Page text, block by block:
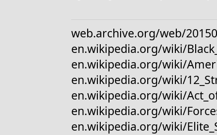
web.archive.org/web/
en.wikipedia.org/wiki/
en.wikipedia.org/wiki/
en.wikipedia.org/wiki/
en.wikipedia.org/wiki/
en.wikipedia.org/wiki/
en.wikipedia.org/wiki/